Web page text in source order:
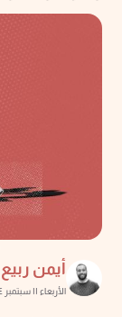
أيمن ربيع
الأربعاء ١١ سبتمبر ٢٠٢٤ م